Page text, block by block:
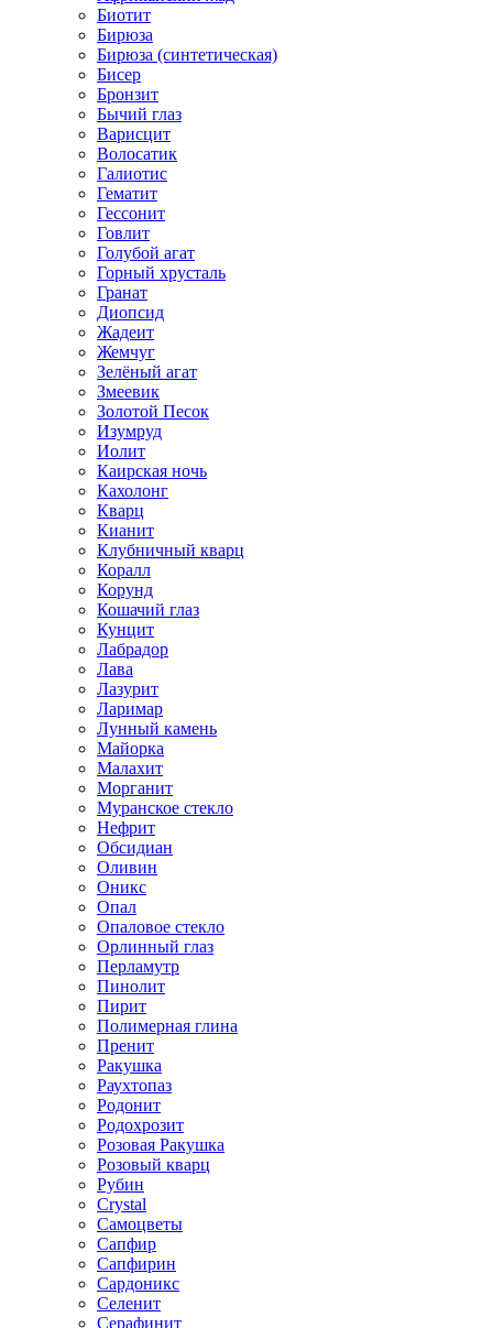
Биотит
Бирюза
Бирюза (синтетическая)
Бисер
Бронзит
Бычий глаз
Варисцит
Волосатик
Галиотис
Гематит
Гессонит
Говлит
Голубой агат
Горный хрусталь
Гранат
Диопсид
Жадеит
Жемчуг
Зелёный агат
Змеевик
Золотой Песок
Изумруд
Иолит
Каирская ночь
Кахолонг
Кварц
Кианит
Клубничный кварц
Коралл
Корунд
Кошачий глаз
Кунцит
Лабрадор
Лава
Лазурит
Ларимар
Лунный камень
Майорка
Малахит
Морганит
Муранское стекло
Нефрит
Обсидиан
Оливин
Оникс
Опал
Опаловое стекло
Орлинный глаз
Перламутр
Пинолит
Пирит
Полимерная глина
Пренит
Ракушка
Раухтопаз
Родонит
Родохрозит
Розовая Ракушка
Розовый кварц
Рубин
Сrystal
Самоцветы
Сапфир
Сапфирин
Сардоникс
Селенит
Серафинит